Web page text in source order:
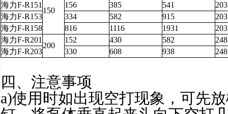
150
海力F-R151
156 385 541
203
海力F-R153
334 582 915
203
海力F-R158
816 1116 1931
203
海力F-R201
200
152 430 582
248
海力F-R203
330 608 938 248
四、注意事项
a)使用时如出现空打现象，可先